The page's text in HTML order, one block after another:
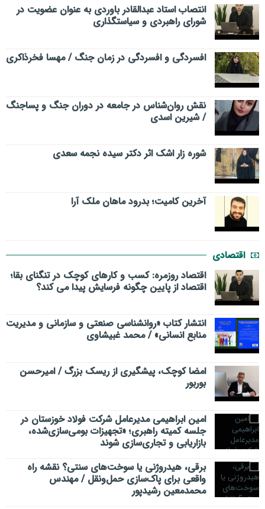
انتصاب استاد عبدالقادر باوردی به عنوان عضویت در
شورای راهبردی و سیاستگذاری
افسردگی و افسردگی در زمان جنگ / مهسا فخرذاکری
نقش روان‌شناس در جامعه در دوران جنگ و پساجنگ
/ شیرین اسدی
شوره زار اشک اثر دکتر سیده نجمه سعدی
​آخرین کامیت؛ بدرود ماهان ملک آرا
اقتصادی
اقتصاد روزمره: کسب‌ و کارهای کوچک در تنگنای بقا؛
اقتصاد از پایین چگونه فرسایش پیدا می کند؟
انتشار کتاب «روانشناسی صنعتی و سازمانی و مدیریت
منابع انسانی» / محمد غبیشاوی
امضا کوچک، پیشگیری از ریسک بزرگ / امیرحسن
بوربور
امین ابراهیمی مدیرعامل شرکت فولاد خوزستان در
جلسه کمیته راهبری؛ «تجهیزات بومی‌سازی‌شده،
بازاریابی و تجاری‌سازی شوند
برقی، هیدروژنی یا سوخت‌های سنتی؟ نقشه راه
واقعی برای پاک‌سازی حمل‌ونقل / مهندس
محمدمعین رشیدپور